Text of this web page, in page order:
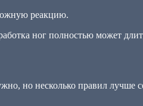
реакцию.
ног полностью может
но несколько правил лучше